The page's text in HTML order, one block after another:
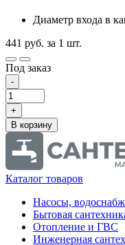
Диаметр входа в
441 руб. за 1 шт.
Под заказ
-
+
В корзину
Каталог товаров
Насосы,
Бытовая
Отопление и ГВС
Инженерная